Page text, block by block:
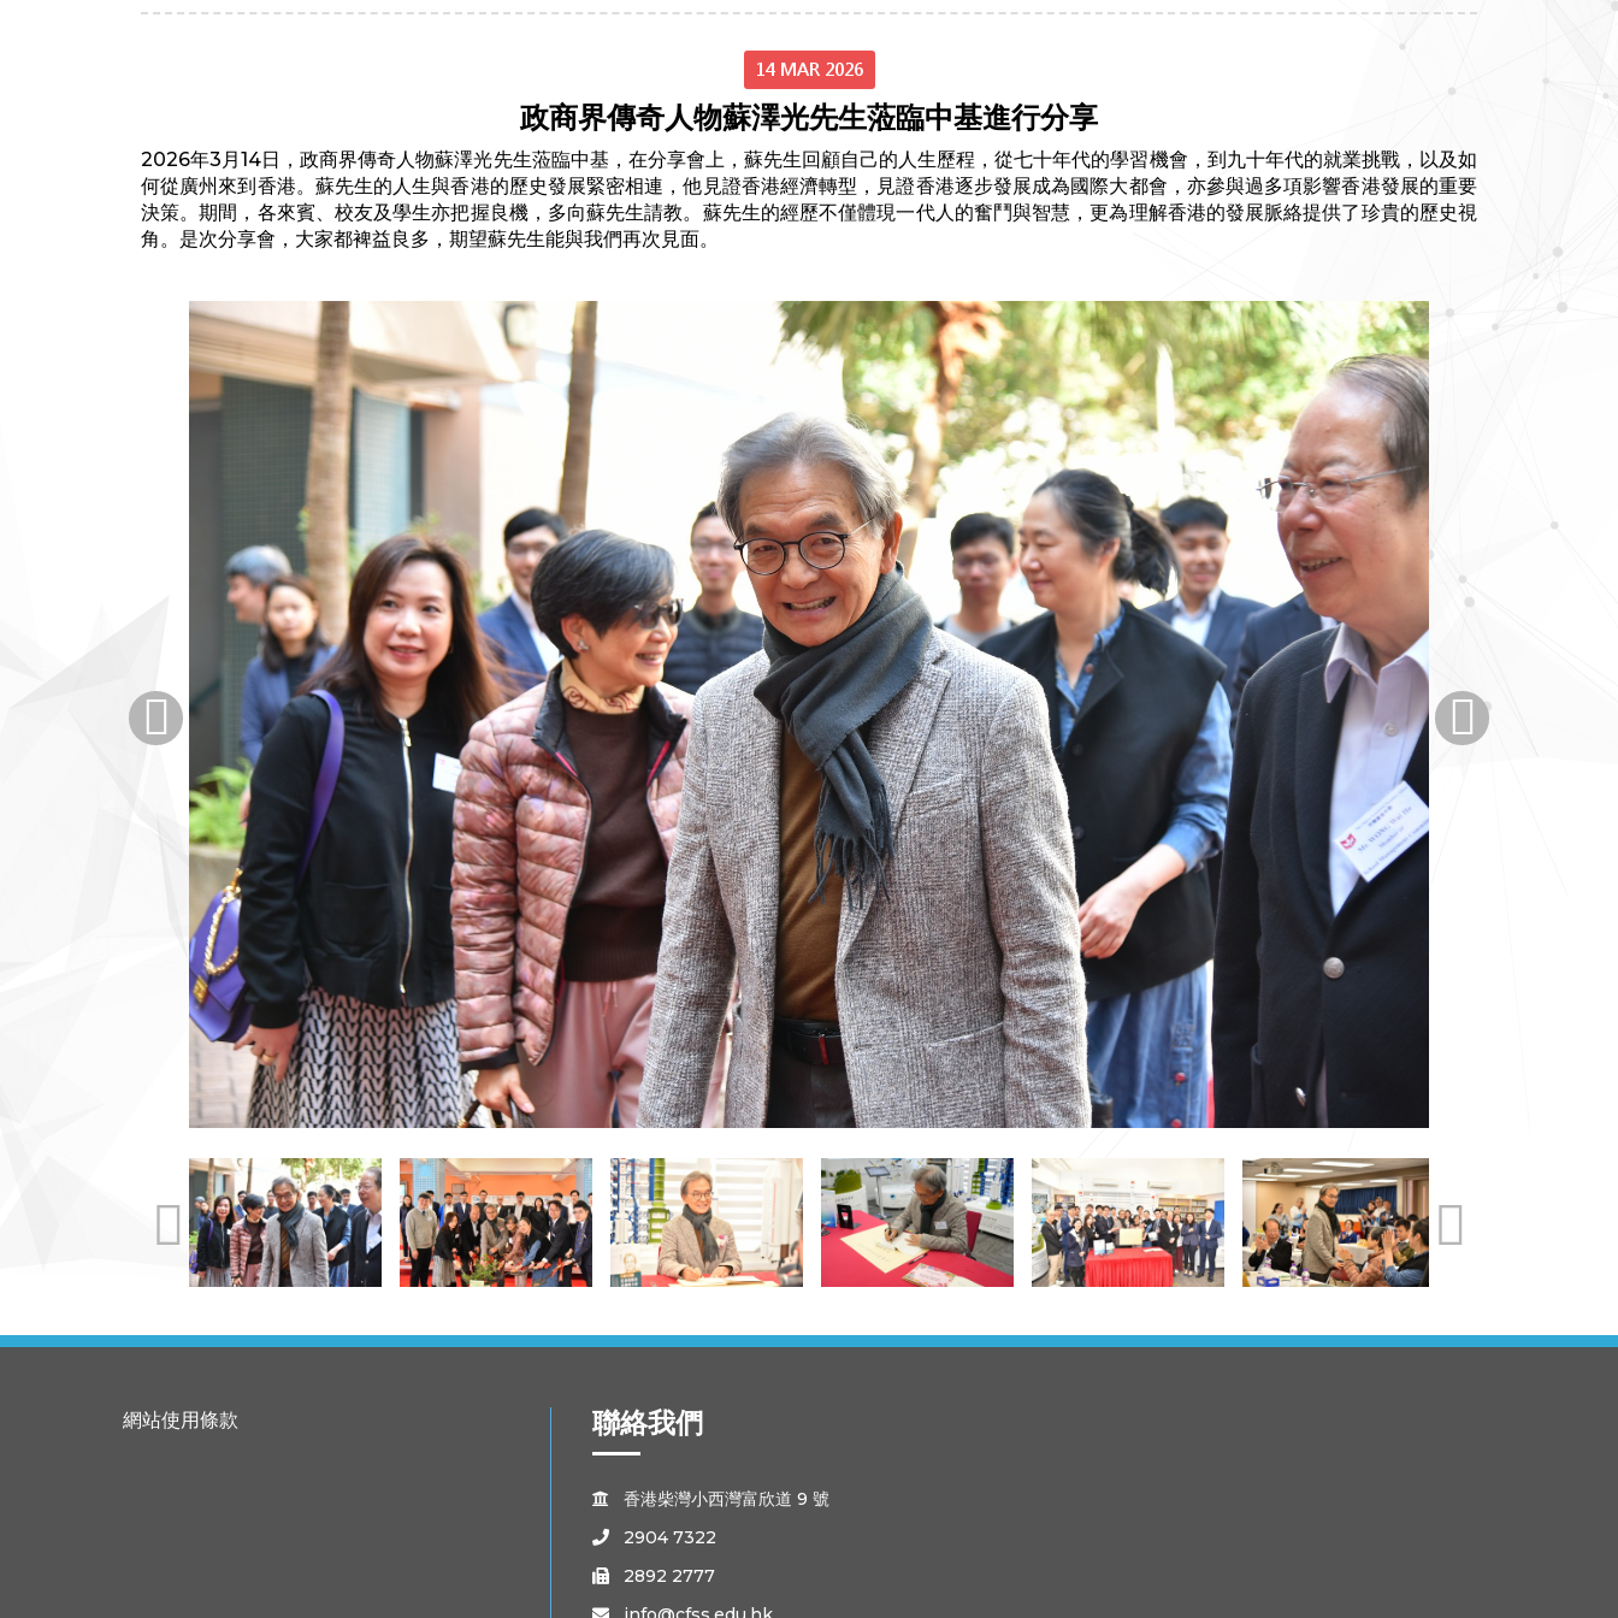
14 MAR 2026
政商界傳奇人物蘇澤光先生蒞臨中基進行分享
2026年3月14日，政商界傳奇人物蘇澤光先生蒞臨中基，在分享會上，蘇先生回顧自己的人生歷程，從七十年代的學習機會，到九十年代的就業挑戰，以及如
何從廣州來到香港。蘇先生的人生與香港的歷史發展緊密相連，他見證香港經濟轉型，見證香港逐步發展成為國際大都會，亦參與過多項影響香港發展的重要
決策。期間，各來賓、校友及學生亦把握良機，多向蘇先生請教。蘇先生的經歷不僅體現一代人的奮鬥與智慧，更為理解香港的發展脈絡提供了珍貴的歷史視
角。是次分享會，大家都裨益良多，期望蘇先生能與我們再次見面。
網站使用條款 聯絡我們
 香港柴灣小西灣富欣道 9 號
 2904 7322
 2892 2777